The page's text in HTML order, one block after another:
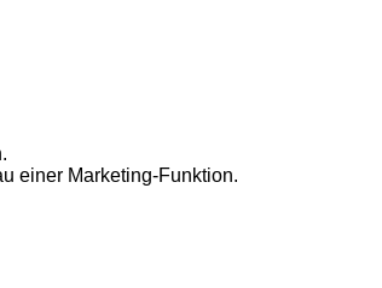
einer Marketing-Funktion.